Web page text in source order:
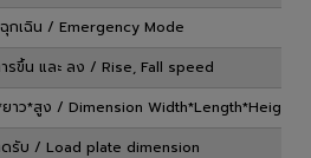
กเฉิน / Emergency Mode
ารขึ้น และ ลง / Rise, Fall speed
าว*สูง / Dimension Width*Length*Height
รับ / Load plate dimension